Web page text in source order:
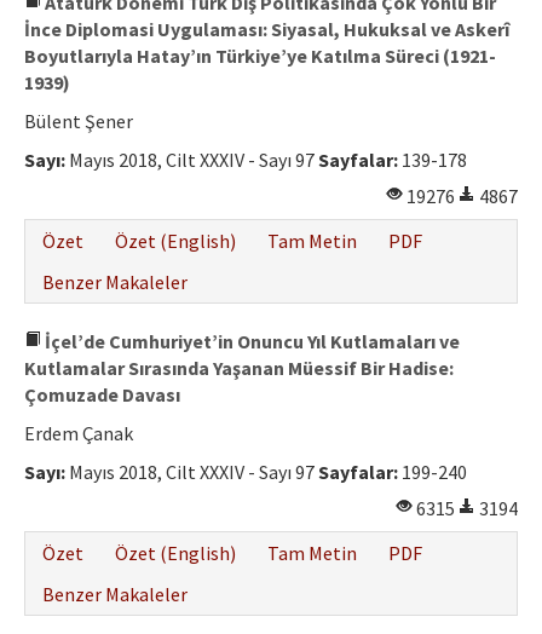
İnce Diplomasi Uygulaması: Siyasal, Hukuksal ve Askerî
Boyutlarıyla Hatay’ın Türkiye’ye Katılma Süreci (1921-
1939)
Bülent Şener
Sayı: Mayıs 2018, Cilt XXXIV - Sayı 97Sayfalar: 139-178
19276
4867
Özet
Özet (English) Tam Metin
PDF
Benzer Makaleler
İçel’de Cumhuriyet’in Onuncu Yıl Kutlamaları ve
Kutlamalar Sırasında Yaşanan Müessif Bir Hadise:
Çomuzade Davası
Erdem Çanak
Sayı: Mayıs 2018, Cilt XXXIV - Sayı 97Sayfalar: 199-240
6315
3194
Özet
Özet (English) Tam Metin
PDF
Benzer Makaleler